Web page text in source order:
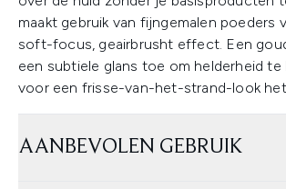
maakt gebruik van fijngemalen poeders
soft-focus, geairbrusht effect. Een
een subtiele glans toe om helderheid te
voor een frisse-van-het-strand-look
AANBEVOLEN GEBRUIK